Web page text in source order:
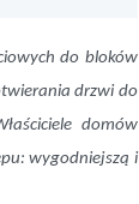
do bloków
drzwi do
domów
wygodniejszą i